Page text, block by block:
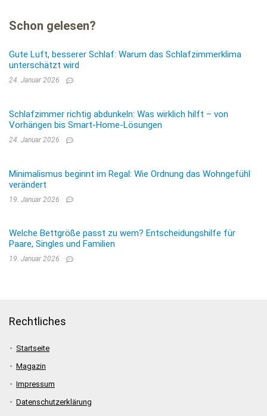
Schon gelesen?
Gute Luft, besserer Schlaf: Warum das Schlafzimmerklima
unterschätzt wird
24. Januar 2026
Schlafzimmer richtig abdunkeln: Was wirklich hilft – von
Vorhängen bis Smart-Home-Lösungen
24. Januar 2026
Minimalismus beginnt im Regal: Wie Ordnung das Wohngefühl
verändert
19. Januar 2026
Welche Bettgröße passt zu wem? Entscheidungshilfe für
Paare, Singles und Familien
19. Januar 2026
Rechtliches
Startseite
Magazin
Impressum
Datenschutzerklärung